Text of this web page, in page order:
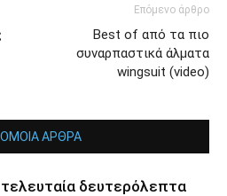
Επόμενο άρθρο
Best of από τα πιο
συναρπαστικά άλματα
wingsuit (video)
ΑΡΘΡΑ
δευτερόλεπτα